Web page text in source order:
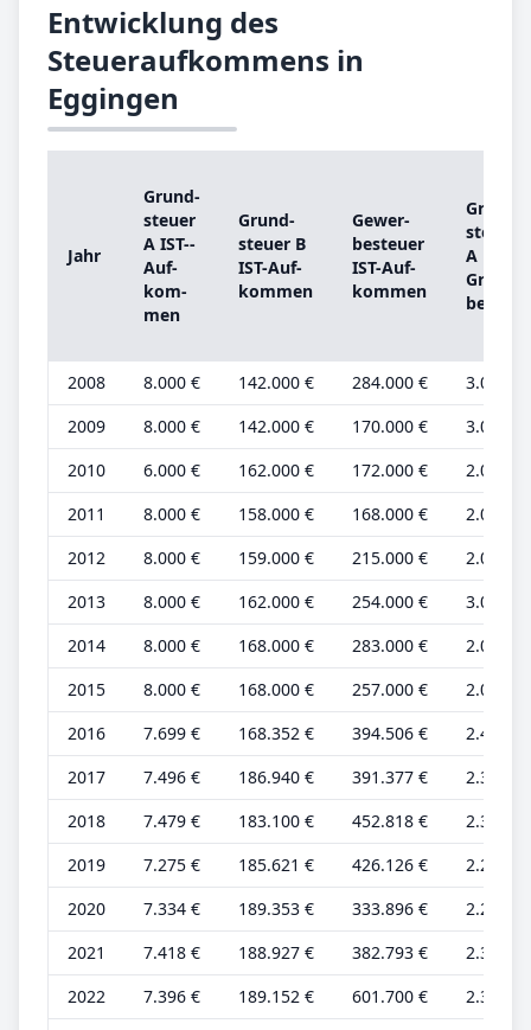
Entwicklung des
Steueraufkommens in
Eggingen
Jahr
Grund­
steu­er
A IST-­
Auf­
kom­
men
Grund­
steu­er B
IST-­Auf­
kom­men
Ge­wer­
be­steu­er
IST-­Auf­
kom­men
Grund­
steu­er
A
Grund­
be­trag
2008 8.000 € 142.000 € 284.000 €
3.000 €
2009
8.000 € 142.000 € 170.000 €
3.000 €
2010
6.000 € 162.000 € 172.000 €
2.000 €
2011
8.000 € 158.000 € 168.000 €
2.000 €
2012
8.000 € 159.000 € 215.000 €
2.000 €
2013
8.000 € 162.000 € 254.000 €
3.000 €
2014
8.000 € 168.000 € 283.000 €
2.000 €
2015
8.000 € 168.000 € 257.000 €
2.000 €
2016
7.699 € 168.352 € 394.506 €
2.406 €
2017
7.496 € 186.940 € 391.377 €
2.342 €
2018
7.479 € 183.100 € 452.818 €
2.337 €
2019
7.275 € 185.621 € 426.126 €
2.273 €
2020
7.334 € 189.353 € 333.896 €
2.292 €
2021
7.418 € 188.927 € 382.793 €
2.318 €
2022
7.396 € 189.152 € 601.700 €
2.311 €